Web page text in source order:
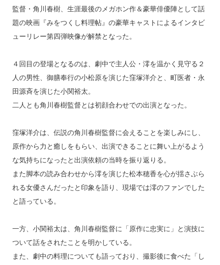
e
a
s
e
n
e
c
e
b
o
o
監督・角川春樹、生涯最後のメガホン作＆豪華俳優陣として話
題の映画『みをつくし料理帖』の豪華キャストによるインタビ
ューリレー第四弾映像が解禁となった。
４回目の登場となるのは、劇中で主人公・澪を温かく見守る２
人の男性、御膳奉行の小松原を演じた窪塚洋介と、町医者・永
田源斉を演じた小関裕太。
二人とも角川春樹監督とは初顔合わせでの出演となった。
窪塚洋介は、伝説の角川春樹監督に会えることを楽しみにし、
原作から力と癒しをもらい、出演できることに舞い上がるよう
な気持ちになったと出演依頼の当時を振り返りる。
また脚本の読み合わせから澪を演じた松本穂香を心が揺さぶら
れる女優さんだったと印象を語り、現場では澪のファンでした
と語っている。
一方、小関裕太は、角川春樹監督に「原作に忠実に」と演技に
ついて話をされたことを明かしている。
また、劇中の料理についても語っており、撮影後に食べた「し